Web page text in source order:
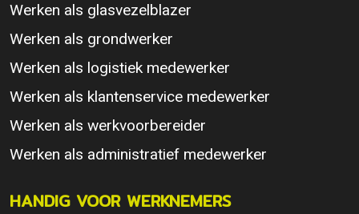
Werken als glasvezelblazer
Werken als grondwerker
Werken als logistiek medewerker
Werken als klantenservice medewerker
Werken als werkvoorbereider
Werken als administratief medewerker
HANDIG VOOR WERKNEMERS